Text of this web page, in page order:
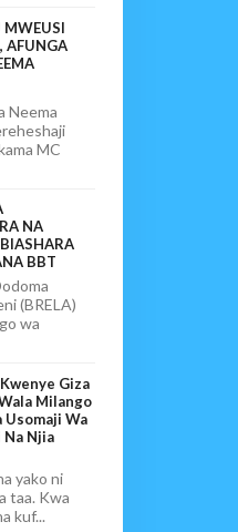
MWEUSI
AFUNGA
Neema
MC
NA
BBT
(BRELA)
wa
Giza
Milango
Usomaji Wa
Njia
yako ni
taa. Kwa
kuf...